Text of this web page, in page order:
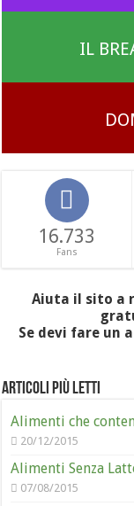
IL
16.733
Fans
Aiuta il sito a
Se devi fare un
Articoli più letti
Alimenti che
20/12/2015
Alimenti Senza
07/08/2015